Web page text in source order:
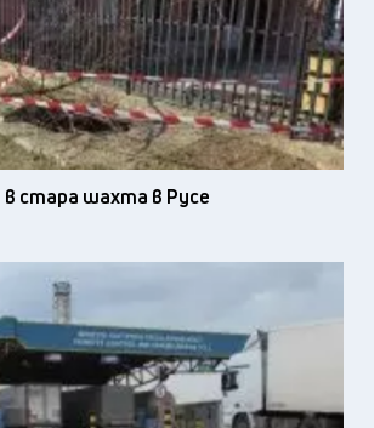
стара шахта в Русе